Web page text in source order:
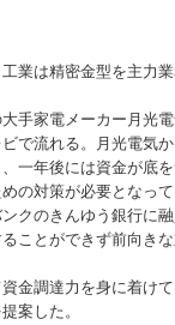
業は精密金型を主力
手家電メーカー月光
で流れる。月光電気
一年後には資金が底
の対策が必要となって
クのきんゆう銀行に融
ことができず前向き
金調達力を身に着け
案した。